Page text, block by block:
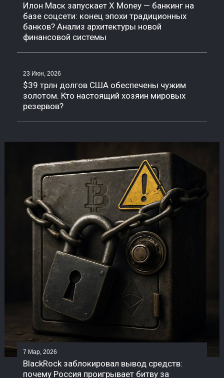
Илон Маск запускает X Money — банкинг на
базе соцсети: конец эпохи традиционных
банков? Анализ архитектуры новой
финансовой системы
23 Июн, 2026
$39 трлн долгов США обеспечены чужим
золотом. Кто настоящий хозяин мировых
резервов?
7 Мар, 2026
BlackRock заблокировал вывод средств:
почему Россия проигрывает битву за